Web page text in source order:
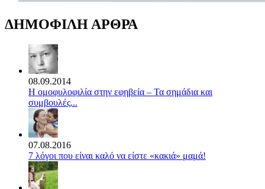
ΔΗΜΟΦΙΛΗ ΑΡΘΡΑ
08.09.2014
Η ομοφυλοφιλία στην εφηβεία – Τα σημάδια και
συμβουλές...
07.08.2016
7 λόγοι που είναι καλό να είστε «κακιά» μαμά!